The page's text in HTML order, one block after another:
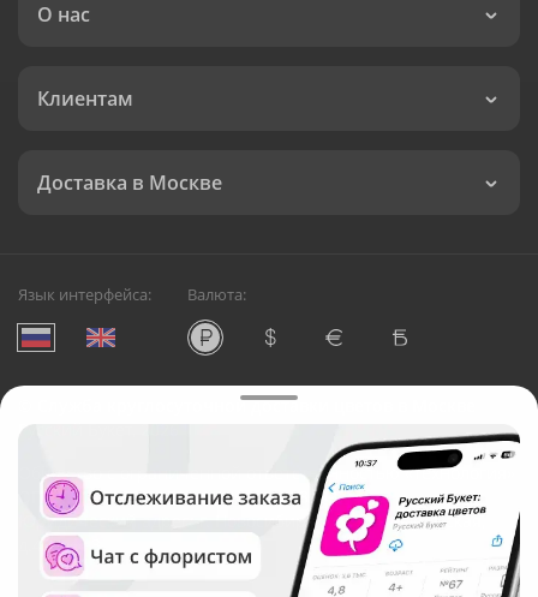
О нас
Клиентам
Доставка в Москве
Язык интерфейса: Валюта:
Служба круглосуточной доставки цветов в Москве
Русский Букет, 2026
Общество с ограниченной ответственностью «Технология»
ОГРН: 1195476081745, ИНН: 5410081997
Юридический адрес: г. Новосибирск, ул. Ипподромская,
д.42, оф. 3